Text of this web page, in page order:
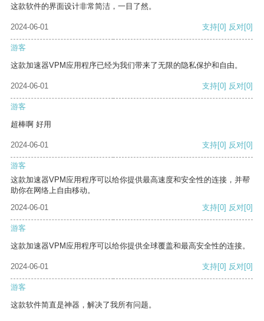
这款软件的界面设计非常简洁，一目了然。
2024-06-01 支持[0] 反对[0]
游客
这款加速器VPM应用程序已经为我们带来了无限的隐私保护和自由。
2024-06-01 支持[0] 反对[0]
游客
超棒啊 好用
2024-06-01 支持[0] 反对[0]
游客
这款加速器VPM应用程序可以给你提供最高速度和安全性的连接，并帮
助你在网络上自由移动。
2024-06-01
支持[0] 反对[0]
游客
这款加速器VPM应用程序可以给你提供全球覆盖和最高安全性的连接。
2024-06-01 支持[0] 反对[0]
游客
这款软件简直是神器，解决了我所有问题。